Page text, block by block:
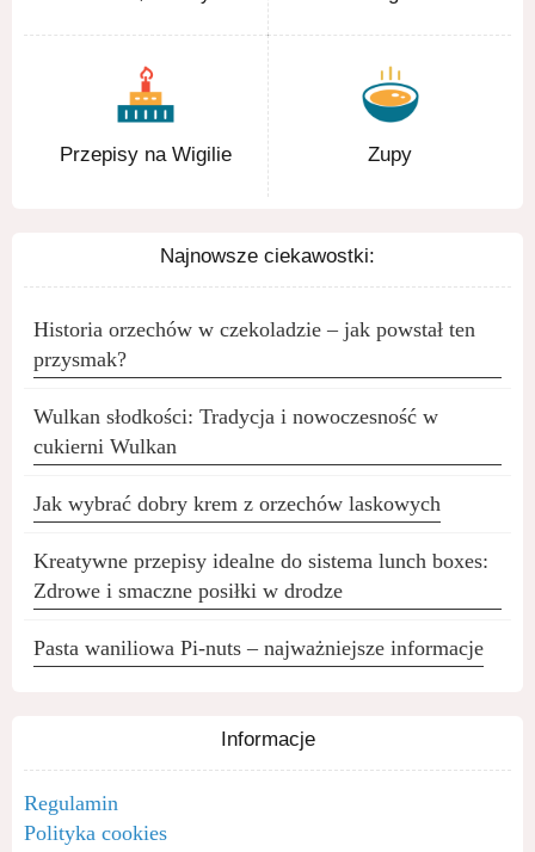
Przepisy na Wigilie Zupy
Najnowsze ciekawostki:
Historia orzechów w czekoladzie – jak powstał ten
przysmak?
Wulkan słodkości: Tradycja i nowoczesność w
cukierni Wulkan
Jak wybrać dobry krem z orzechów laskowych
Kreatywne przepisy idealne do sistema lunch boxes:
Zdrowe i smaczne posiłki w drodze
Pasta waniliowa Pi-nuts – najważniejsze informacje
Informacje
Regulamin
Polityka cookies